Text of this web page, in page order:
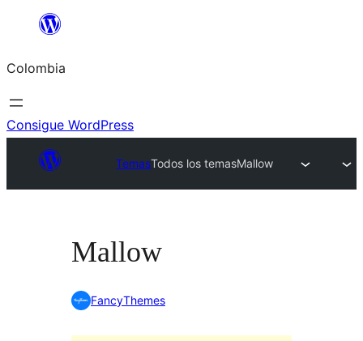
Saltar
contenido
Colombia
Consigue WordPress
TemasTodos los temasMallow
Mallow
FancyThemes